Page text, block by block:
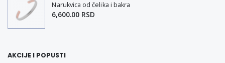
Narukvica od čelika i bakra
6,600.00 RSD
AKCIJE I POPUSTI